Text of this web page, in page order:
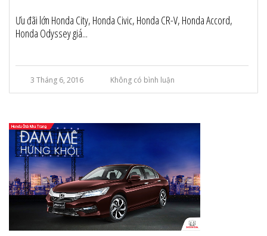
Ưu đãi lớn Honda City, Honda Civic, Honda CR-V, Honda Accord,
Honda Odyssey giá...
3 Tháng 6, 2016 Không có bình luận